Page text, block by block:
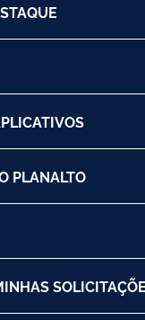
PLANALTO